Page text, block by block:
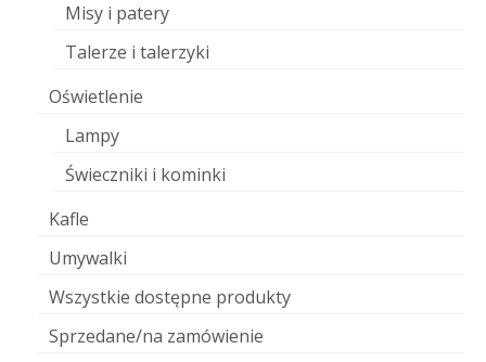
Misy i patery
Talerze i talerzyki
Oświetlenie
Lampy
Świeczniki i kominki
Kafle
Umywalki
Wszystkie dostępne produkty
Sprzedane/na zamówienie